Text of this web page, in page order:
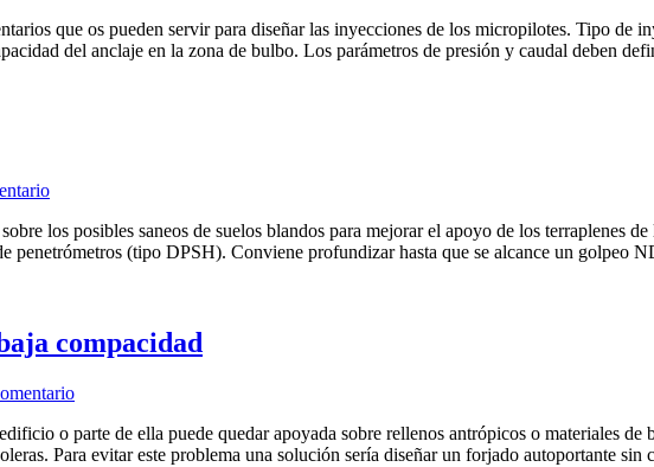
que os pueden servir para diseñar las inyecciones de los micropilotes. Tipo
del anclaje en la zona de bulbo. Los parámetros de presión y caudal deben
los posibles saneos de suelos blandos para mejorar el apoyo de los terraplenes
penetrómetros (tipo DPSH). Conviene profundizar hasta que se alcance un golpeo
compacidad
o parte de ella puede quedar apoyada sobre rellenos antrópicos o materiales
Para evitar este problema una solución sería diseñar un forjado autoportante